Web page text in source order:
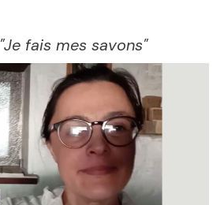
"Je fais mes savons"